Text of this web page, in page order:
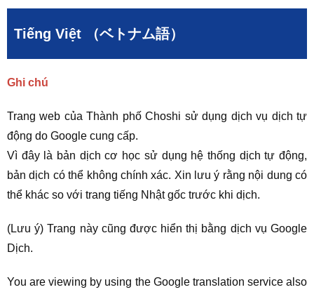
Tiếng Việt （ベトナム語）
Ghi chú
Trang web của Thành phố Choshi sử dụng dịch vụ dịch tự
động do Google cung cấp.
Vì đây là bản dịch cơ học sử dụng hệ thống dịch tự động,
bản dịch có thể không chính xác. Xin lưu ý rằng nội dung có
thể khác so với trang tiếng Nhật gốc trước khi dịch.
(Lưu ý) Trang này cũng được hiển thị bằng dịch vụ Google
Dịch.
You are viewing by using the Google translation service also